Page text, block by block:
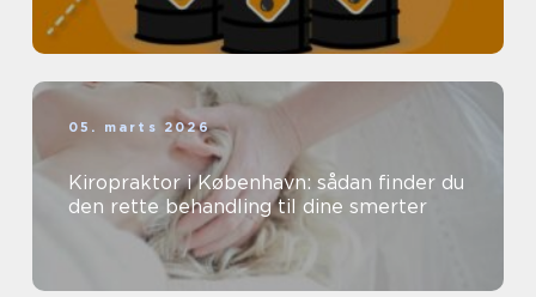
05. marts 2026
Kiropraktor i København: sådan finder du
den rette behandling til dine smerter